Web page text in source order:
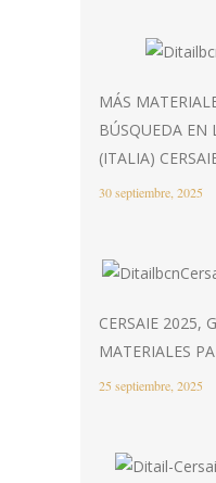
MÁS
BÚSQUEDA EN
(ITALIA)
30 septiembre, 2025
CERSAIE 2025,
MATERIALES
25 septiembre, 2025